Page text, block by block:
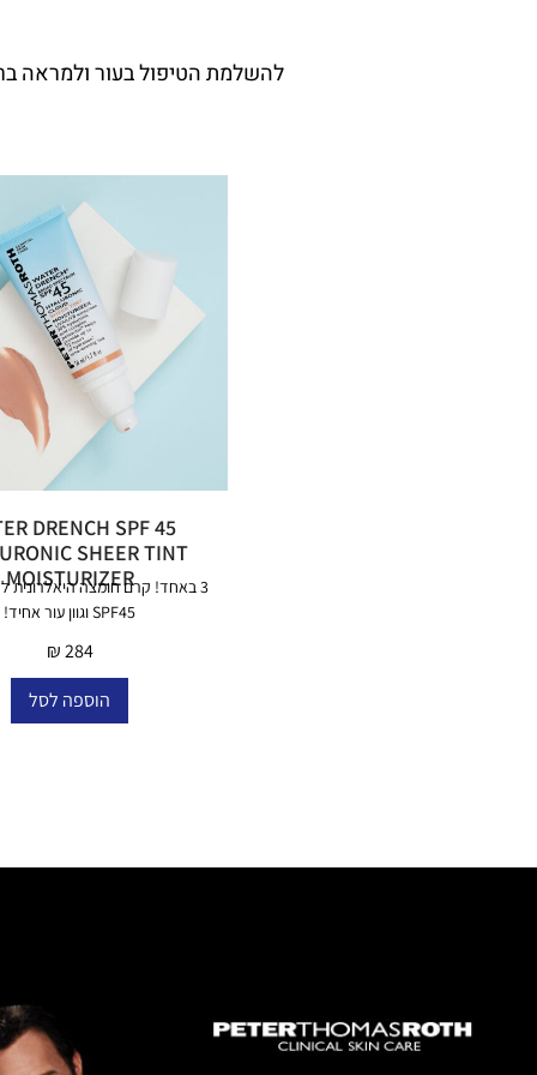
DRENCH SPF 45
SHEER TINT
MOISTURIZER
₪284
3 באחד! קרם חומצה היאלרונית
SPF45 וגוון עור אחיד!
הוספה לסל